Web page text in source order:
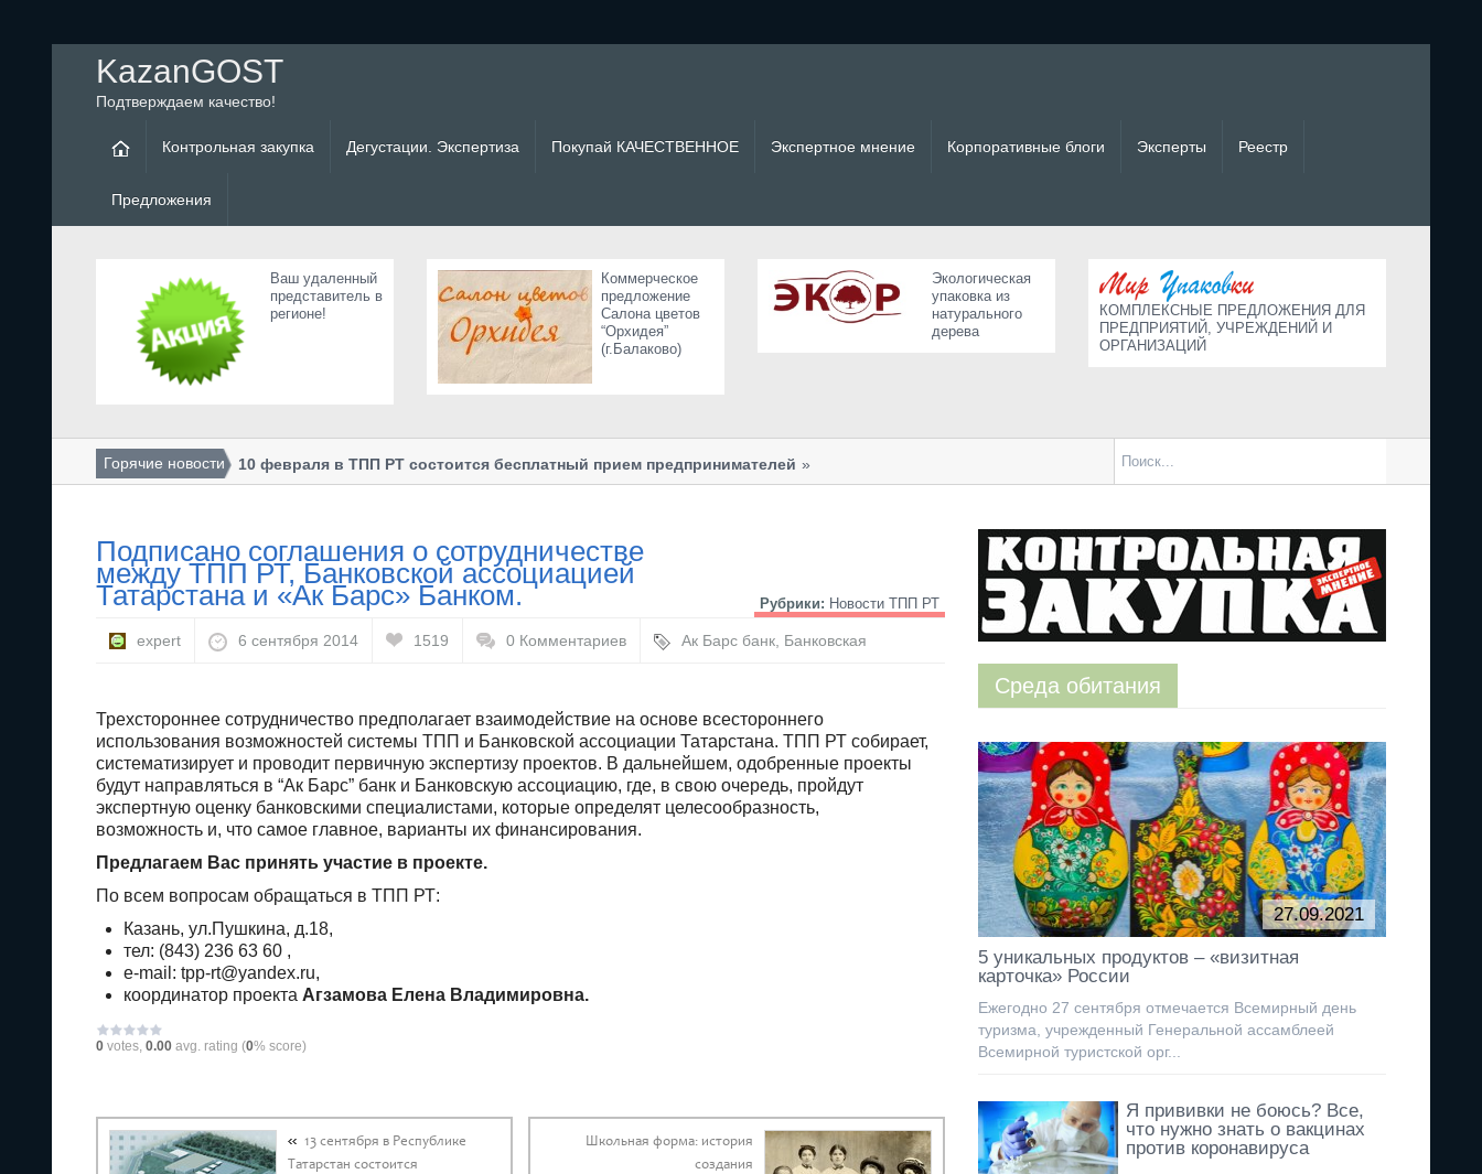
KazanGOST
Подтверждаем качество!
Контрольная закупка Дегустации. Экспертиза Покупай КАЧЕСТВЕННОЕ Экспертное мнение Корпоративные блоги Эксперты Реестр
Предложения
Ваш удаленный
представитель в
регионе!
Коммерческое
предложение
Салона цветов
“Орхидея”
(г.Балаково)
Экологическая
упаковка из
натурального
дерева
КОМПЛЕКСНЫЕ ПРЕДЛОЖЕНИЯ ДЛЯ
ПРЕДПРИЯТИЙ, УЧРЕЖДЕНИЙ И
ОРГАНИЗАЦИЙ
Горячие новости
10 февраля в ТПП РТ состоится бесплатный прием предпринимателей
11 марта в Казани состоится Форум «Территория продаж»
С 17 по 19 марта в г. Казани будет проходить Татарстанский Международный Форум по
энергоресурсоэффективности и экологии
С 25 по 28 февраля состоятся “Дни Ассамблеи женщин-руководителей в Татарстане”
4 марта в ТПП РТ пройдет Ассамблея – Съезд членов Торгово-промышленной палаты Республики Татарстан
Республика Узбекистан, состоится Деловой форум «Республика Татарстан – Бухарская область»
26 февраля – бесплатный обучающий семинар ХАССП
12 февраля ТПП РТ совместно с АО «БТИ РТ» организует «круглый стол» для обсуждения вновь принятых поправок
в Жилищный кодекс Российской Федерации
Подписано соглашения о сотрудничестве
между ТПП РТ, Банковской ассоциацией
Татарстана и «Ак Барс» Банком. Рубрики: Новости ТПП РТ
expert 6 сентября 2014 1519 0 Комментариев Ак Барс банк Банковская
Трехстороннее сотрудничество предполагает взаимодействие на основе всестороннего
использования возможностей системы ТПП и Банковской ассоциации Татарстана. ТПП РТ собирает,
систематизирует и проводит первичную экспертизу проектов. В дальнейшем, одобренные проекты
будут направляться в “Ак Барс” банк и Банковскую ассоциацию, где, в свою очередь, пройдут
экспертную оценку банковскими специалистами, которые определят целесообразность,
возможность и, что самое главное, варианты их финансирования.
Предлагаем Вас принять участие в проекте.
По всем вопросам обращаться в ТПП РТ:
Казань, ул.Пушкина, д.18,
тел: (843) 236 63 60 ,
e-mail: tpp-rt@yandex.ru,
координатор проекта Агзамова Елена Владимировна.
0 votes, 0.00 avg. rating (0% score)
Школьная форма: история
создания
13 сентября в Республике
Татарстан состоится
Среда обитания
5 уникальных продуктов – «визитная
карточка» России
27.09.2021
Ежегодно 27 сентября отмечается Всемирный день
туризма, учрежденный Генеральной ассамблеей
Всемирной туристской орг...
Я прививки не боюсь? Все,
что нужно знать о вакцинах
против коронавируса